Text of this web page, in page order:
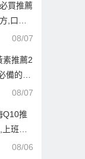
十一精
買推薦
,口碑
08/07
素推薦2
備的高
均經iH
08/07
Q10推
班族
終極指
08/06